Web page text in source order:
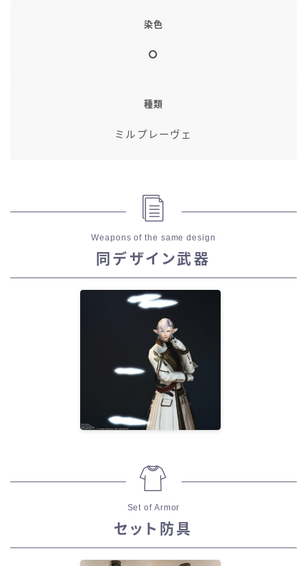
染色
種類
ミルプレーヴェ
Weapons of the same design
同デザイン武器
Set of Armor
セット防具